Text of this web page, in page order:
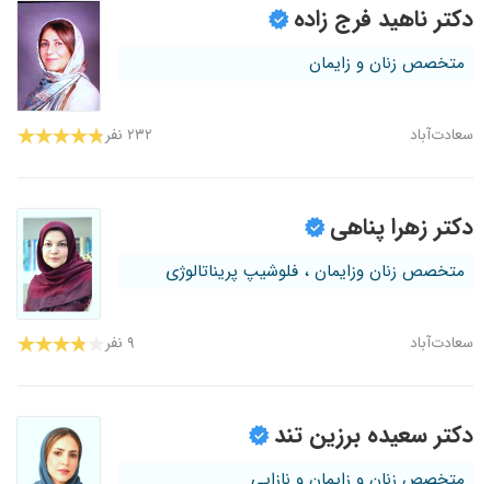
دکتر ناهید فرج زاده
متخصص زنان و زایمان
سعادت‌آباد ۲۳۲ نفر
دکتر زهرا پناهی
متخصص زنان وزایمان ، فلوشیپ پریناتالوژی
سعادت‌آباد ۹ نفر
دکتر سعیده برزین تند